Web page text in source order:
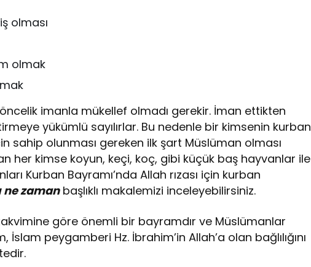
olması
olmak
imanla mükellef olmadı gerekir. İman ettikten
yükümlü sayılırlar. Bu nedenle bir kimsenin kurban
sahip olunması gereken ilk şart Müslüman olması
her kimse koyun, keçi, koç, gibi küçük baş hayvanlar ile
Kurban Bayramı’nda Allah rızası için kurban
ne zamanbaşlıklı makalemizi inceleyebilirsiniz.
göre önemli bir bayramdır ve Müslümanlar
İslam peygamberi Hz. İbrahim’in Allah’a olan bağlılığını